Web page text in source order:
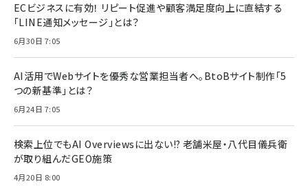
ECビジネスに有効！ リピート促進や顧客満足度向上に直結する
「LINE通知メッセージ」とは？
6月30日 7:05
AI活用でWebサイトを優秀な営業担当者へ。BtoBサイト制作「5
つの新基準」とは？
6月24日 7:05
検索上位でもAI Overviewsに出ない!? 老舗米屋・八代目儀兵衛
が取り組んだGEO施策
4月20日 8:00